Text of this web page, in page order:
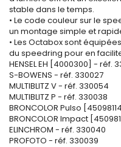
stable dans le temps.
• Le code couleur sur le
un montage simple et
• Les Octabox sont
du speedring pour en
HENSEL EH [4000300] - réf.
S-BOWENS - réf. 330027
MULTIBLITZ V - réf. 330054
MULTIBLITZ P - réf. 330038
BRONCOLOR Pulso
BRONCOLOR Impact
ELINCHROM - réf. 330040
PROFOTO - réf. 330039